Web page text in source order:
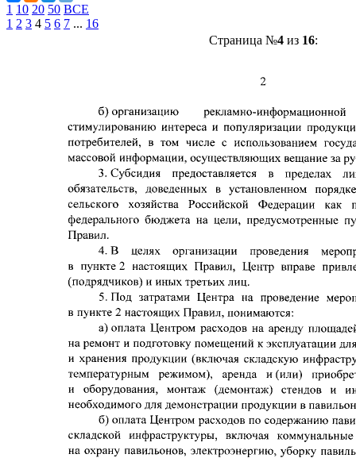
1 10 20 50 ВСЕ
1 2 3 4 5 6 7 ... 16
Страница №4из 16: